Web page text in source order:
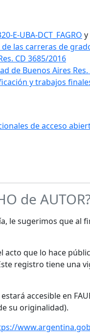
E-UBA-DCT_FAGRO y
las carreras de grado
CD 3685/2016
de Buenos Aires Res.
y trabajos
de acceso
de
le sugerimos que al
acto que lo hace
registro tiene una
accesible en
su originalidad).